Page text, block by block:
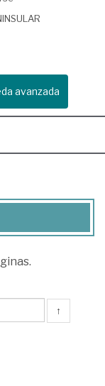
avanzada
↑